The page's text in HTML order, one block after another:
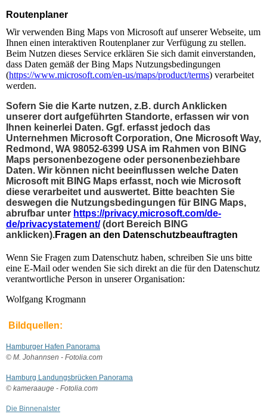
Routenplaner
Wir verwenden Bing Maps von Microsoft auf unserer Webseite, um
Ihnen einen interaktiven Routenplaner zur Verfügung zu stellen.
Beim Nutzen dieses Service erklären Sie sich damit einverstanden,
dass Daten gemäß der Bing Maps Nutzungsbedingungen
(https://www.microsoft.com/en-us/maps/product/terms) verarbeitet
werden.
Sofern Sie die Karte nutzen, z.B. durch Anklicken
unserer dort aufgeführten Standorte, erfassen wir von
Ihnen keinerlei Daten. Ggf. erfasst jedoch das
Unternehmen Microsoft Corporation, One Microsoft Way,
Redmond, WA 98052-6399 USA im Rahmen von BING
Maps personenbezogene oder personenbeziehbare
Daten. Wir können nicht beeinflussen welche Daten
Microsoft mit BING Maps erfasst, noch wie Microsoft
diese verarbeitet und auswertet. Bitte beachten Sie
deswegen die Nutzungsbedingungen für BING Maps,
abrufbar unter https://privacy.microsoft.com/de-
de/privacystatement/(dort Bereich BING
anklicken).Fragen an den Datenschutzbeauftragten
Wenn Sie Fragen zum Datenschutz haben, schreiben Sie uns bitte
eine E-Mail oder wenden Sie sich direkt an die für den Datenschutz
verantwortliche Person in unserer Organisation:
Wolfgang Krogmann
Bildquellen:
Hamburger Hafen Panorama
© M. Johannsen - Fotolia.com
Hamburg Landungsbrücken Panorama
© kameraauge - Fotolia.com
Die Binnenalster